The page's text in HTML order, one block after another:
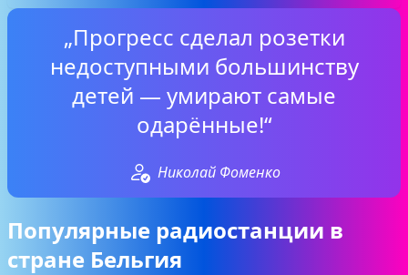
„Прогресс сделал розетки
недоступными большинству
детей — умирают самые
одарённые!“
Николай Фоменко
Популярные радиостанции в
стране Бельгия